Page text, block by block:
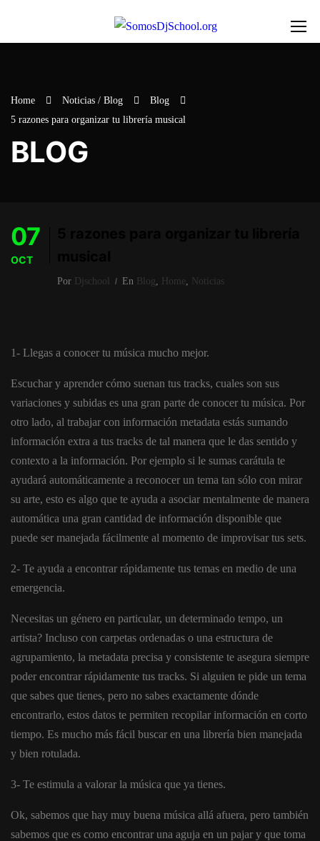
Home Noticias / Blog
Blog
5 razones para organizar tu librería musical
BLOG
07
OCT
Por Djschool En Blog, Home , Noticias
1- Llegas a conocer tu música mucho mejor.
Escuchar y aprender cómo suenan tus tracks, cuales son sus
variaciones y subidas es una gran parte de conocer tu música. Por
otro lado, al trabajar con información metadata estás sumando
información extra a tus tracks de tal manera que le das sentido y
contexto a la información. Por ejemplo si le sumas carátula te
ayudará automáticamente a reconocer un tema tan sólo con mirar
su arte, esto es algo que te ayuda a asociar mentalmente de manera
automática una gran cantidad de información disponible que
puede ser manejada fácilmente al momento de improvisar tus sets.
2- Te ayuda a encontrar rápidamente tus temas en medio de una
emergencia.
Necesitas un género en particular, un determinado tempo, un
artista? Incluso con carpetas ordenadas o una estructura de
agrupamiento, la metadata precisa y consistente te asegura siempre
poder encontrar rápidamente tus tracks. Si alguien te pide un tema
que sabes que tienes, pero no sabes exactamente dónde
encontrarlo, estos datos te permiten recopilar información en corto
tiempo. Es mucho más fácil buscar en una librería bien manejada
y bien rotulada.
3- Te estimula a valorar la música que ya tienes.
Ok, sabemos que hay muy buena música allá afuera, pero también
sabemos que es como encontrar una aguja en un pajar y que toma